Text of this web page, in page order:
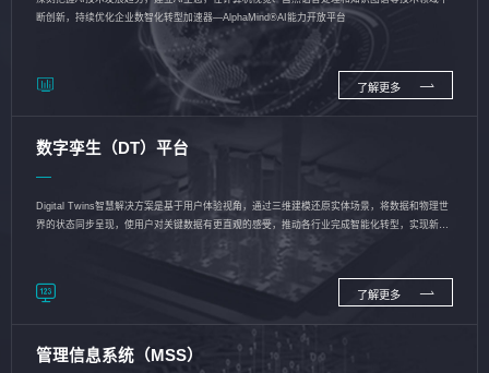
断创新，持续优化企业数智化转型加速器—AlphaMind®AI能力开放平台
了解更多
数字孪生（DT）平台
Digital Twins智慧解决方案是基于用户体验视角，通过三维建模还原实体场景，将数据和物理世
界的状态同步呈现，使用户对关键数据有更直观的感受，推动各行业完成智能化转型，实现新旧
了解更多
管理信息系统（MSS）